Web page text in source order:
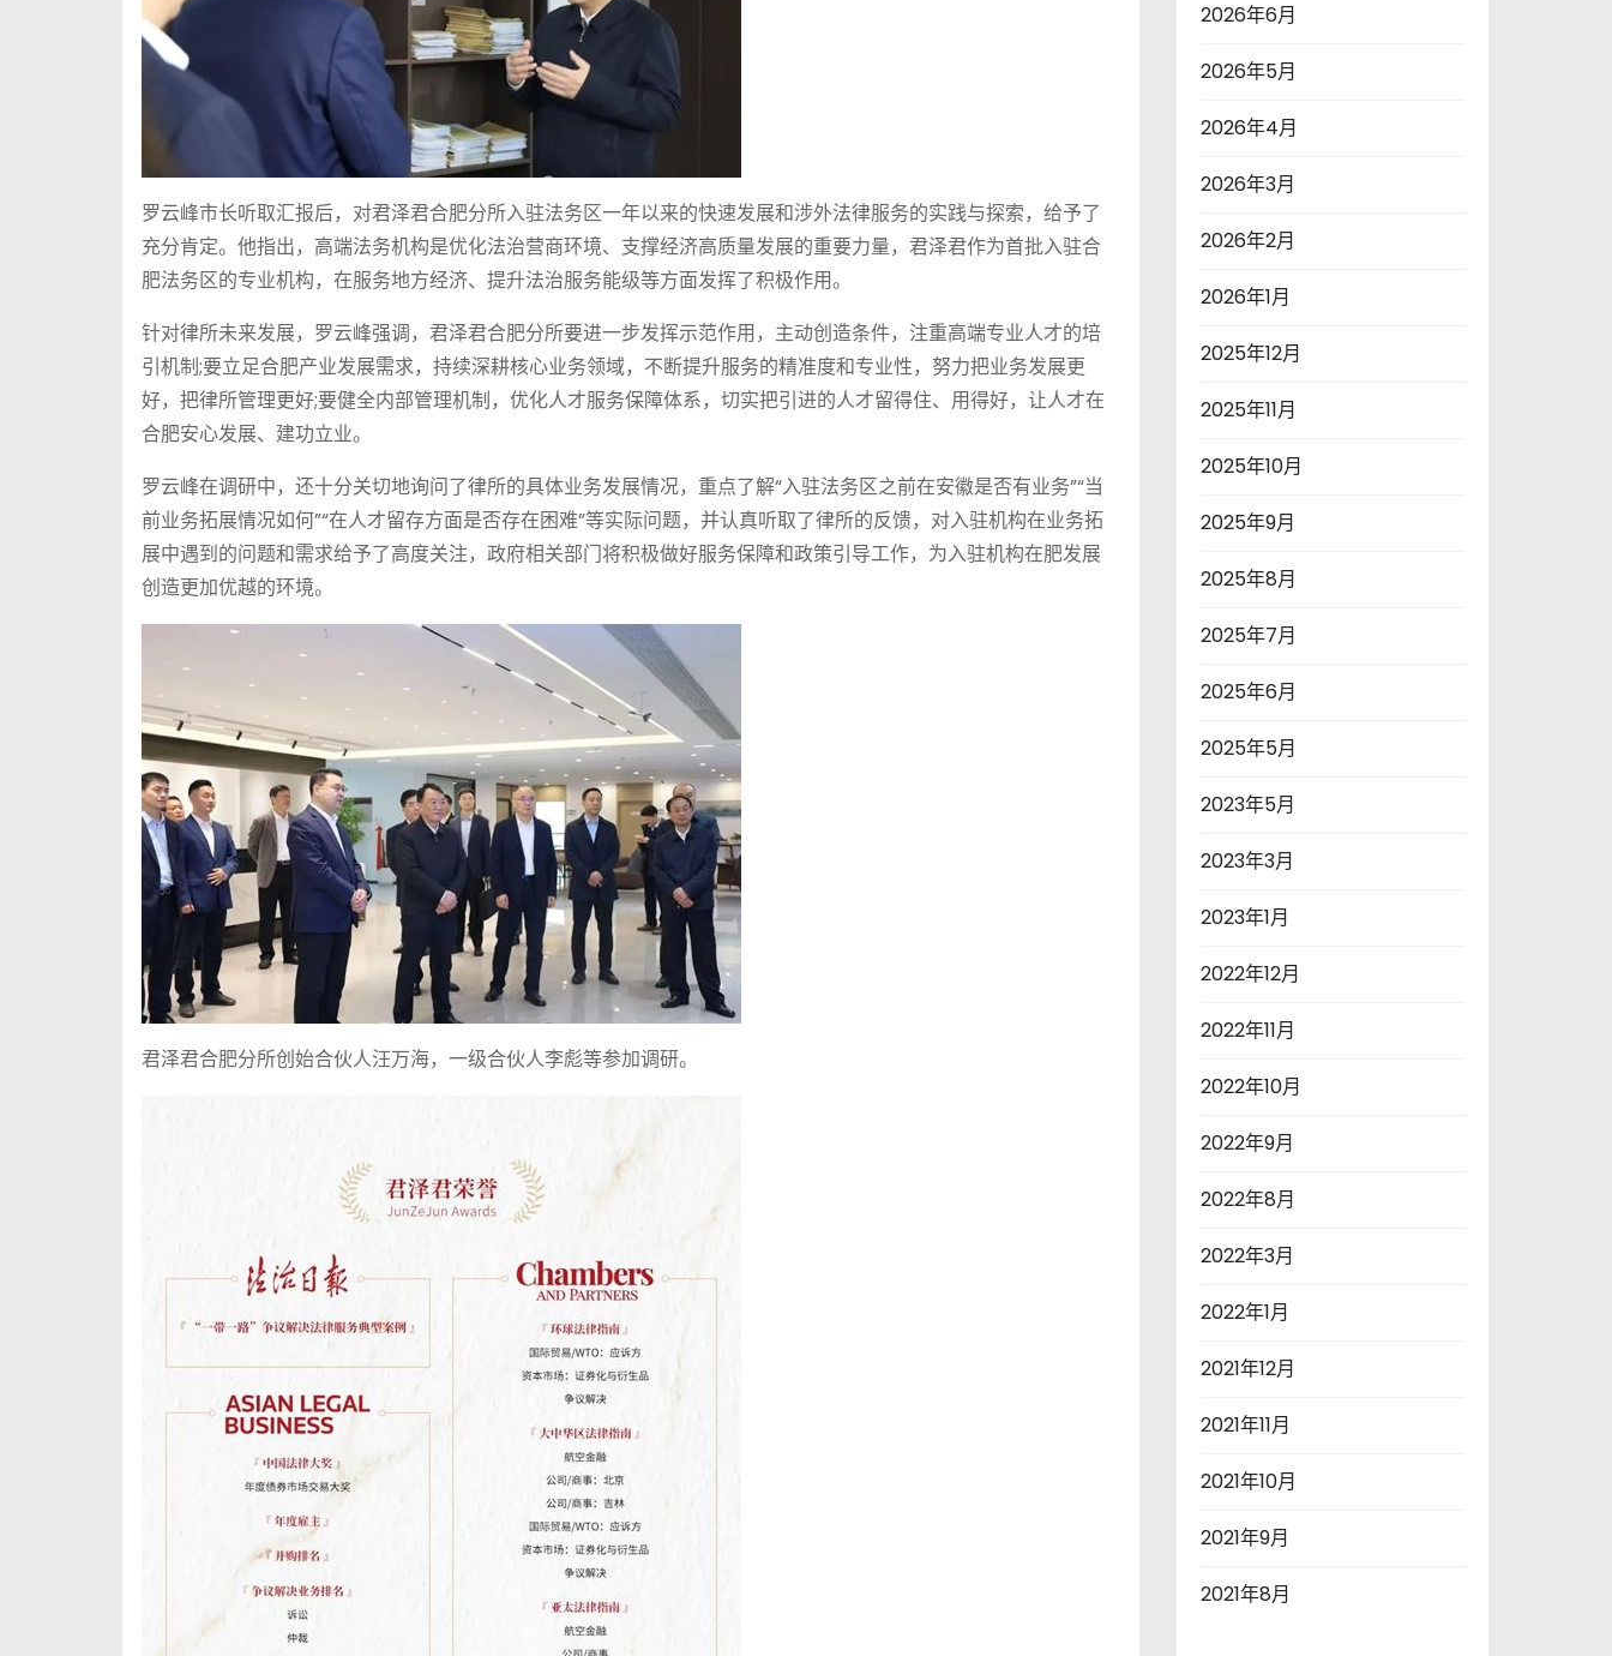
罗云峰市长听取汇报后，对君泽君合肥分所入驻法务区一年以来的快速发展和涉外法律服务的实践与探索，给予了
充分肯定。他指出，高端法务机构是优化法治营商环境、支撑经济高质量发展的重要力量，君泽君作为首批入驻合
肥法务区的专业机构，在服务地方经济、提升法治服务能级等方面发挥了积极作用。
针对律所未来发展，罗云峰强调，君泽君合肥分所要进一步发挥示范作用，主动创造条件，注重高端专业人才的培
引机制;要立足合肥产业发展需求，持续深耕核心业务领域，不断提升服务的精准度和专业性，努力把业务发展更
好，把律所管理更好;要健全内部管理机制，优化人才服务保障体系，切实把引进的人才留得住、用得好，让人才在
合肥安心发展、建功立业。
罗云峰在调研中，还十分关切地询问了律所的具体业务发展情况，重点了解“入驻法务区之前在安徽是否有业务”“当
前业务拓展情况如何”“在人才留存方面是否存在困难”等实际问题，并认真听取了律所的反馈，对入驻机构在业务拓
展中遇到的问题和需求给予了高度关注，政府相关部门将积极做好服务保障和政策引导工作，为入驻机构在肥发展
创造更加优越的环境。
君泽君合肥分所创始合伙人汪万海，一级合伙人李彪等参加调研。
2026年6月
2026年5月
2026年4月
2026年3月
2026年2月
2026年1月
2025年12月
2025年11月
2025年10月
2025年9月
2025年8月
2025年7月
2025年6月
2025年5月
2023年5月
2023年3月
2023年1月
2022年12月
2022年11月
2022年10月
2022年9月
2022年8月
2022年3月
2022年1月
2021年12月
2021年11月
2021年10月
2021年9月
2021年8月